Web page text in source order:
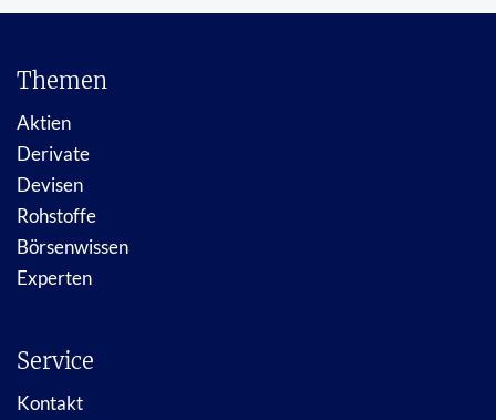
Themen
Aktien
Derivate
Devisen
Rohstoffe
Börsenwissen
Experten
Service
Kontakt